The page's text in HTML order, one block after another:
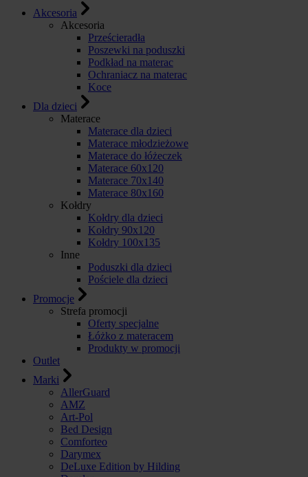
Akcesoria
Akcesoria
Prześcieradła
Poszewki na poduszki
Podkład na materac
Ochraniacz na materac
Koce
Dla dzieci
Materace
Materace dla dzieci
Materace młodzieżowe
Materace do łóżeczek
Materace 60x120
Materace 70x140
Materace 80x160
Kołdry
Kołdry dla dzieci
Kołdry 90x120
Kołdry 100x135
Inne
Poduszki dla dzieci
Pościele dla dzieci
Promocje
Strefa promocji
Oferty specjalne
Łóżko z materacem
Produkty w promocji
Outlet
Marki
AllerGuard
AMZ
Art-Pol
Bed Design
Comforteo
Darymex
DeLuxe Edition by Hilding